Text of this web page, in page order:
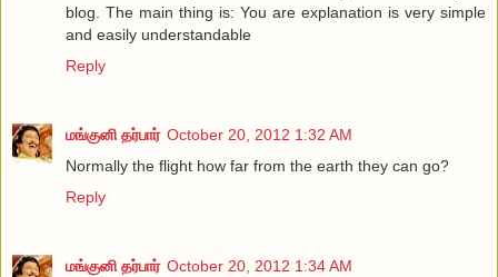
blog. The main thing is: You are explanation is very simple
and easily understandable
Reply
மங்குனி தர்பார் October 20, 2012 1:32 AM
Normally the flight how far from the earth they can go?
Reply
மங்குனி தர்பார் October 20, 2012 1:34 AM